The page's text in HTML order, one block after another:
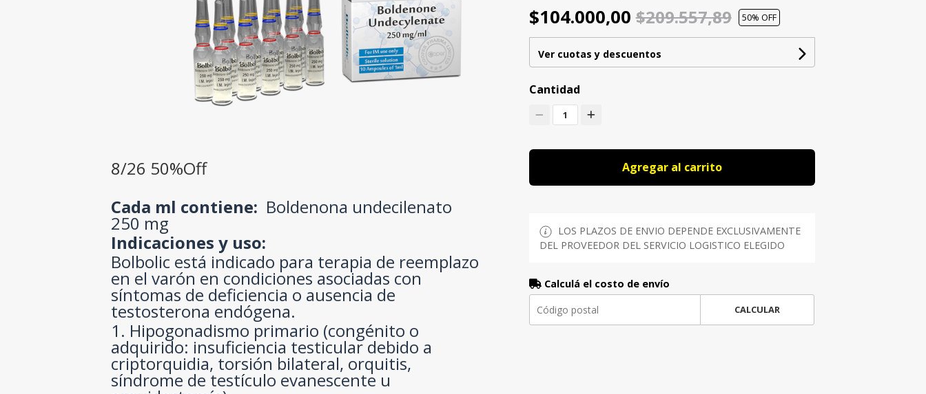
8/26 50%Off
Cada ml contiene: Boldenona undecilenato
250 mg
Indicaciones y uso:
Bolbolic está indicado para terapia de reemplazo
en el varón en condiciones asociadas con
síntomas de deficiencia o ausencia de
testosterona endógena.
1. Hipogonadismo primario (congénito o
adquirido: insuficiencia testicular debido a
criptorquidia, torsión bilateral, orquitis,
síndrome de testículo evanescente u
$104.000,00$209.557,89 50% OFF
Ver cuotas y descuentos
Cantidad
1
Agregar al carrito
LOS PLAZOS DE ENVIO DEPENDE EXCLUSIVAMENTE
DEL PROVEEDOR DEL SERVICIO LOGISTICO ELEGIDO
Calculá el costo de envío
CALCULAR